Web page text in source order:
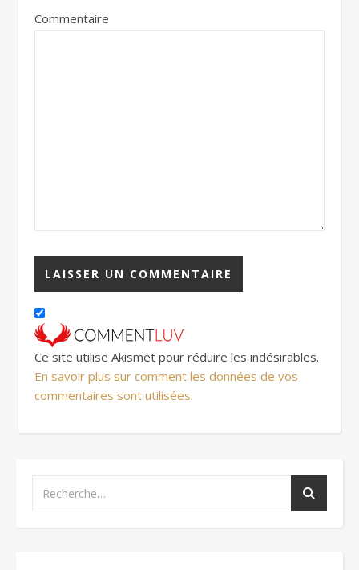
Commentaire
Ce site utilise Akismet pour réduire les indésirables.
En savoir plus sur comment les données de vos
commentaires sont utilisées.